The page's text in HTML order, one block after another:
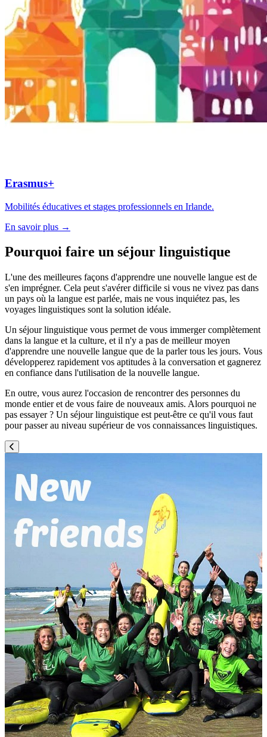
Erasmus+
Mobilités éducatives et stages professionnels en Irlande.
En savoir plus →
Pourquoi faire un séjour linguistique
L'une des meilleures façons d'apprendre une nouvelle langue est de
s'en imprégner. Cela peut s'avérer difficile si vous ne vivez pas dans
un pays où la langue est parlée, mais ne vous inquiétez pas, les
voyages linguistiques sont la solution idéale.
Un séjour linguistique vous permet de vous immerger complètement
dans la langue et la culture, et il n'y a pas de meilleur moyen
d'apprendre une nouvelle langue que de la parler tous les jours. Vous
développerez rapidement vos aptitudes à la conversation et gagnerez
en confiance dans l'utilisation de la nouvelle langue.
En outre, vous aurez l'occasion de rencontrer des personnes du
monde entier et de vous faire de nouveaux amis. Alors pourquoi ne
pas essayer ? Un séjour linguistique est peut-être ce qu'il vous faut
pour passer au niveau supérieur de vos connaissances linguistiques.